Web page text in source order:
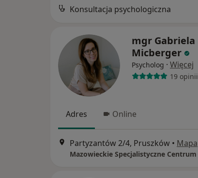
Konsultacja psychologiczna
mgr Gabriela
Micberger
Psycholog · Więcej
19 opinii
Adres Online
Partyzantów 2/4, Pruszków • Mapa